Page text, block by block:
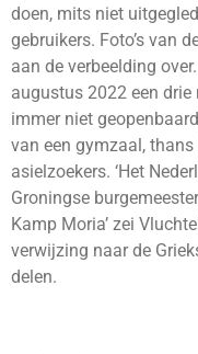
doen, mits niet
gebruikers. Foto’s van
aan de verbeelding
augustus 2022 een
immer niet
van een gymzaal,
asielzoekers. ‘Het
Groningse
Kamp Moria’ zei
verwijzing naar de
delen.